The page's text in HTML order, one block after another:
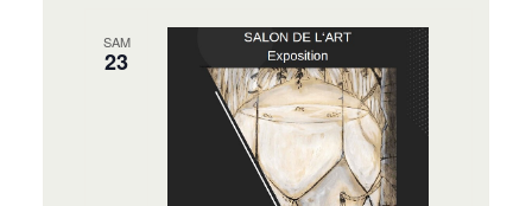
SAM
23